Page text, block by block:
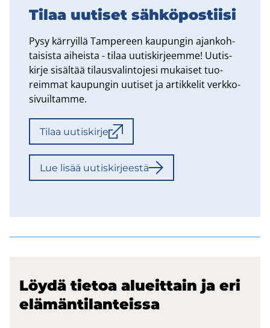
Tilaa uu­ti­set säh­kö­pos­tii­si
Pysy kär­ryil­lä Tam­pe­reen kau­pun­gin ajan­koh­
tai­sis­ta ai­heis­ta - tilaa uu­tis­kir­jeem­me! Uu­tis­
kir­je si­säl­tää ti­laus­va­lin­to­je­si mu­kai­set tuo­
reim­mat kau­pun­gin uu­ti­set ja ar­tik­ke­lit verk­ko­
si­vuil­tam­me.
Tilaa uu­tis­kir­je
Lue lisää uu­tis­kir­jees­tä
Löydä tie­toa alueit­tain ja eri
elä­män­ti­lan­teis­sa